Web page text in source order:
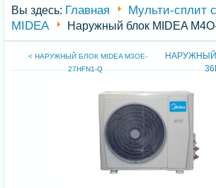
Вы здесь: Главная
Мульти-сплит
MIDEA
Наружный блок MIDEA
< НАРУЖНЫЙ БЛОК MIDEA M3OE-
27HFN1-Q
НАРУЖНЫЙ